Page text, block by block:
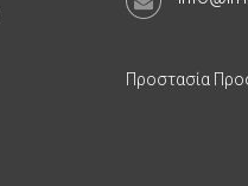
Προστασία